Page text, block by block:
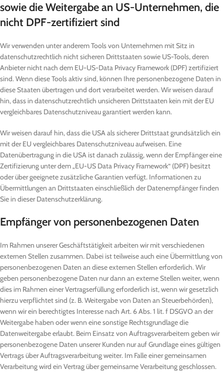
sowie die Weitergabe an US-Unternehmen, die
nicht DPF-zertifiziert sind
Wir verwenden unter anderem Tools von Unternehmen mit Sitz in
datenschutzrechtlich nicht sicheren Drittstaaten sowie US-Tools, deren
Anbieter nicht nach dem EU-US-Data Privacy Framework (DPF) zertifiziert
sind. Wenn diese Tools aktiv sind, können Ihre personenbezogene Daten in
diese Staaten übertragen und dort verarbeitet werden. Wir weisen darauf
hin, dass in datenschutzrechtlich unsicheren Drittstaaten kein mit der EU
vergleichbares Datenschutzniveau garantiert werden kann.
Wir weisen darauf hin, dass die USA als sicherer Drittstaat grundsätzlich ein
mit der EU vergleichbares Datenschutzniveau aufweisen. Eine
Datenübertragung in die USA ist danach zulässig, wenn der Empfänger eine
Zertifizierung unter dem „EU-US Data Privacy Framework“ (DPF) besitzt
oder über geeignete zusätzliche Garantien verfügt. Informationen zu
Übermittlungen an Drittstaaten einschließlich der Datenempfänger finden
Sie in dieser Datenschutzerklärung.
Empfänger von personenbezogenen Daten
Im Rahmen unserer Geschäftstätigkeit arbeiten wir mit verschiedenen
externen Stellen zusammen. Dabei ist teilweise auch eine Übermittlung von
personenbezogenen Daten an diese externen Stellen erforderlich. Wir
geben personenbezogene Daten nur dann an externe Stellen weiter, wenn
dies im Rahmen einer Vertragserfüllung erforderlich ist, wenn wir gesetzlich
hierzu verpflichtet sind (z. B. Weitergabe von Daten an Steuerbehörden),
wenn wir ein berechtigtes Interesse nach Art. 6 Abs. 1 lit. f DSGVO an der
Weitergabe haben oder wenn eine sonstige Rechtsgrundlage die
Datenweitergabe erlaubt. Beim Einsatz von Auftragsverarbeitern geben wir
personenbezogene Daten unserer Kunden nur auf Grundlage eines gültigen
Vertrags über Auftragsverarbeitung weiter. Im Falle einer gemeinsamen
Verarbeitung wird ein Vertrag über gemeinsame Verarbeitung geschlossen.